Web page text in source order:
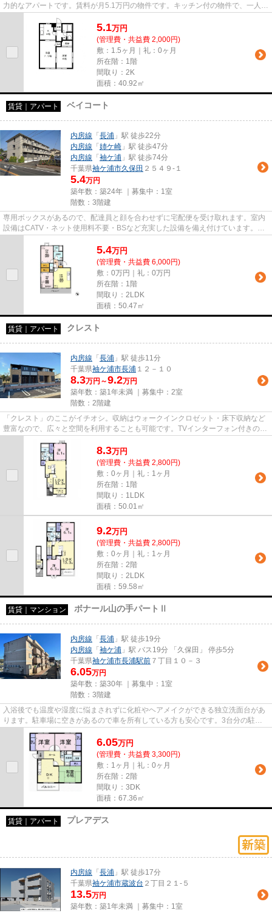
力的なアパートです。賃料が月5.1万円の物件です。キッチン付の物件で、一人暮
らしをする方にもオススメな...
5.1万円
(管理費・共益費 2,000円)
敷：1.5ヶ月｜礼：0ヶ月
所在階：1階
間取り：2K
面積：40.92㎡
賃貸｜アパート ベイコート
内房線 「 長浦 」駅 徒歩22分
内房線 「 姉ケ崎 」駅 徒歩47分
内房線 「 袖ケ浦 」駅 徒歩74分
千葉県袖ケ浦市久保田 ２５４９-１
5.4万円
築年数：築24年 ｜募集中： 1室
階数：3階建
専用ボックスがあるので、配達員と顔を合わせずに宅配便を受け取れます。室内
設備はCATV・ネット使用料不要・BSなど充実した設備を備え付けています。直
5.4万円
(管理費・共益費 6,000円)
敷：0万円｜礼：0万円
所在階：1階
間取り：2LDK
面積：50.47㎡
賃貸｜アパート クレスト
内房線 「 長浦 」駅 徒歩11分
千葉県袖ケ浦市長浦 １２－１０
8.3万円～9.2万円
築年数：築1年未満 ｜募集中： 2室
階数：2階建
「クレスト」のここがイチオシ。収納はウォークインクロゼット・床下収納など
豊富なので、広々と空間を利用することも可能です。TVインターフォン付きの、
セキュリティに配慮した物件...
8.3万円
(管理費・共益費 2,800円)
敷：0ヶ月｜礼：1ヶ月
所在階：1階
間取り：1LDK
面積：50.01㎡
9.2万円
(管理費・共益費 2,800円)
敷：0ヶ月｜礼：1ヶ月
所在階：2階
間取り：2LDK
面積：59.58㎡
賃貸｜マンション ボナール山の手パートⅡ
内房線 「 長浦 」駅 徒歩19分
内房線 「 袖ケ浦 」駅 バス19分 「久保田」 停歩5分
千葉県袖ケ浦市長浦駅前 ７丁目１０－３
6.05万円
築年数：築30年 ｜募集中： 1室
階数：3階建
入浴後でも温度や湿度に悩まされずに化粧やヘアメイクができる独立洗面台があ
ります。駐車場に空きがあるので車を所有している方も安心です。3台分の駐車
スペースが現在空き状態になっ...
6.05万円
(管理費・共益費 3,300円)
敷：1ヶ月｜礼：0ヶ月
所在階：2階
間取り：3DK
面積：67.36㎡
賃貸｜アパート プレアデス
内房線 「 長浦 」駅 徒歩17分
千葉県袖ケ浦市蔵波台 ２丁目２１-５
13.5万円
築年数：築1年未満 ｜募集中： 1室